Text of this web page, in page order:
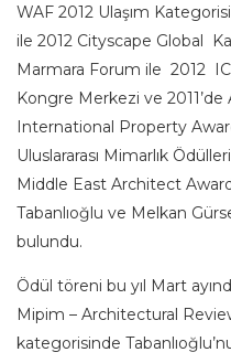
WAF 2012 Ulaşım
ile 2012 Cityscape Global
Marmara Forum ile 2012
Kongre Merkezi ve
International Property
Uluslararası Mimarlık
Middle East Architect Award
Tabanlıoğlu ve Melkan
bulundu.
Ödül töreni bu yıl Mart
Mipim – Architectural
kategorisinde